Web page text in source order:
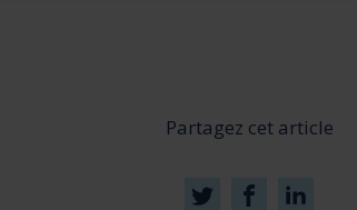
Partagez cet article